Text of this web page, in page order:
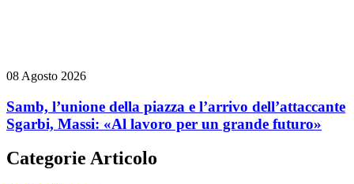
08 Agosto 2026
Samb, l’unione della piazza e l’arrivo dell’attaccante
Sgarbi, Massi: «Al lavoro per un grande futuro»
Categorie Articolo